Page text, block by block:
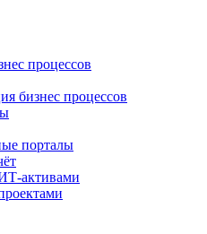
процессов
бизнес процессов
порталы
активами